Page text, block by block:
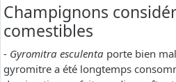
Champignons
comestibles
- Gyromitra esculenta porte bien
gyromitre a été longtemps